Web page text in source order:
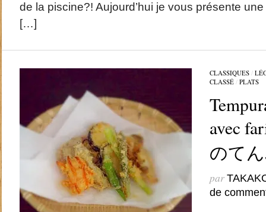
de la piscine?! Aujourd’hui je vous présente
[…]
CLASSIQUES/
CLASSÉ/ PLATS
avec
のて
par
de